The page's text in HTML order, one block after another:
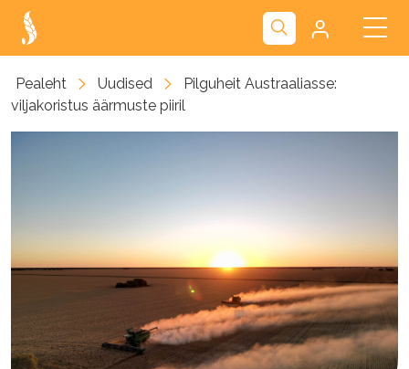
Kliendiportaal
Nova
Pealeht Uudised
Pilguheit Austraaliasse:
viljakoristus äärmuste piiril